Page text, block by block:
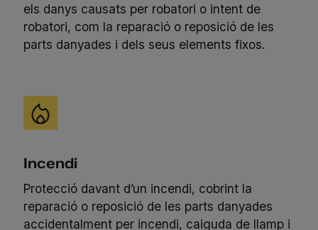
els danys causats per robatori o intent de
robatori, com la reparació o reposició de les
parts danyades i dels seus elements fixos.
Incendi
Protecció davant d’un incendi, cobrint la
reparació o reposició de les parts danyades
accidentalment per incendi, caiguda de llamp i